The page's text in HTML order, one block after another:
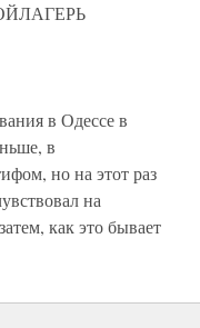
в Одессе в
в
но на этот раз
на
как это бывает